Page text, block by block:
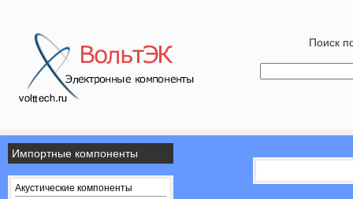
Поиск
Импортные компоненты
Акустические компоненты